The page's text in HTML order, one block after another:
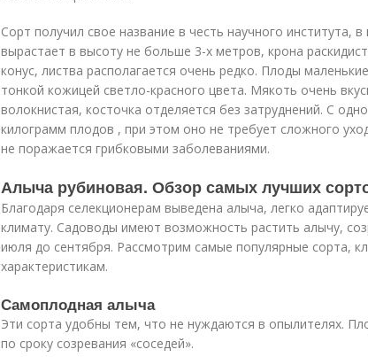
Сорт получил свое название в честь научного института,
вырастает в высоту не больше 3-х метров, крона
конус, листва располагается очень редко. Плоды
тонкой кожицей светло-красного цвета. Мякоть очень
волокнистая, косточка отделяется без затруднений. С
килограмм плодов , при этом оно не требует сложного
не поражается грибковыми заболеваниями.
Алыча рубиновая. Обзор самых лучших
Благодаря селекционерам выведена алыча, легко
климату. Садоводы имеют возможность растить алычу,
июля до сентября. Рассмотрим самые популярные сорта,
характеристикам.
Самоплодная алыча
Эти сорта удобны тем, что не нуждаются в опылителях.
по сроку созревания «соседей».